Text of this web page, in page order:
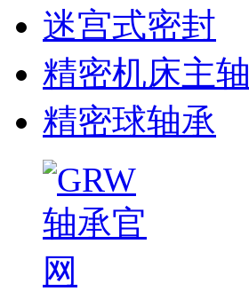
迷宫式密封
精密机床主轴
精密球轴承